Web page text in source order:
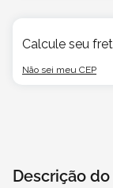
Calcule seu
Não sei meu CEP
Descrição